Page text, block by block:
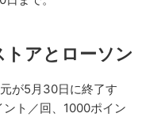
トアとローソン
が5月30日に終了す
ト／回、1000ポイン